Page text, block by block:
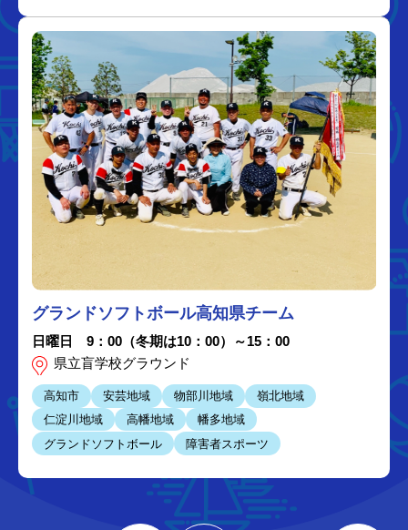
グランドソフトボール高知県チーム
日曜日 9：00（冬期は10：00）～15：00
県立盲学校グラウンド
高知市 安芸地域 物部川地域
嶺北地域
仁淀川地域
高幡地域
幡多地域
グランドソフトボール
障害者スポーツ